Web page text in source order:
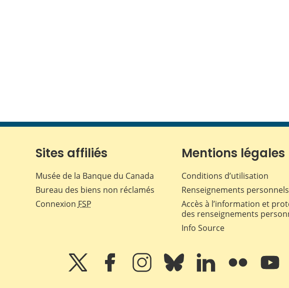
Sites affiliés
Musée de la Banque du Canada
Bureau des biens non réclamés
Connexion FSP
Mentions légales
Conditions d’utilisation
Renseignements personnels
Accès à l’information et
des renseignements
Info Source